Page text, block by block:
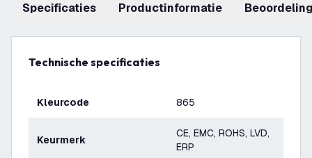
Specificaties productinformatie
Technische specificaties
Kleurcode 865
Keurmerk
CE, EMC, ROHS, LVD,
ERP